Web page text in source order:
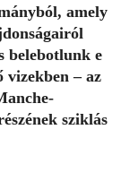
amely
belebotlunk e
vizekben – az
sziklás